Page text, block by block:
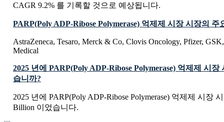
CAGR 9.2% 를 기록할 것으로 예상됩니다.
PARP(Poly ADP-Ribose Polymerase) 억제제 시장 시장의
AstraZeneca, Tesaro, Merck & Co, Clovis Oncology, Pfizer,
Medical
2025 년에 PARP(Poly ADP-Ribose Polymerase) 억제제 시
습니까?
2025 년에 PARP(Poly ADP-Ribose Polymerase) 억제제 시장
Billion 이었습니다.